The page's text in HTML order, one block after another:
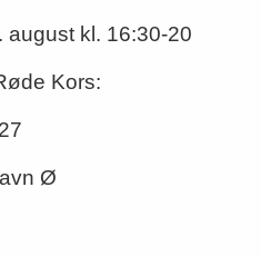
august kl. 16:30-20
Kors:
Ø